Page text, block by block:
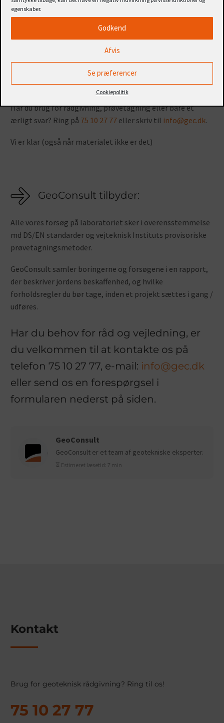
egenskaber.
Godkend
Afvis
Se præferencer
Cookiepolitik
Hos GeoConsult laver vi sandækvivalentmålinger efter
DS/EN 933-8 – og kombinerer dem med boringer, analyser
og teknisk vurdering. Du får ikke kun resultaterne, men
også forklaringen og anbefalingerne.
Det hele samles i en klar rapport, så du kan træffe
beslutninger med ro i maven.
Har du brug for rådgivning, prøvetagning eller bare et
ærligt svar? Ring på 75 10 27 77 eller skriv til info@gec.dk.
Vi er klar (også når materialet ikke er det)
GeoConsult tilbyder:
Alle vores forsøg på laboratoriet sker i overensstemmelse
md DS/EN standarder og vejteknisk Instituts provisoriske
prøvetagningsmetoder.
GeoConsult samler boringerne og forsøgene i en rapport,
der beskriver jordens beskaffenhed, og hvilke
forholdsregler du bør tage, inden et projekt sættes i gang /
udføres.
Har du behov for råd og vejledning, er
du velkommen til at kontakte os på
telefon 75 10 27 77, e-mail: info@gec.dk
eller send os en forespørgsel i
formularen nederst på siden.
GeoConsult
GeoConsult er et team af geotekniske eksperter.
⏳ Estimeret læsetid: 7 min
Kontakt
Brug for geoteknisk rådgivning? Ring til os!
75 10 27 77